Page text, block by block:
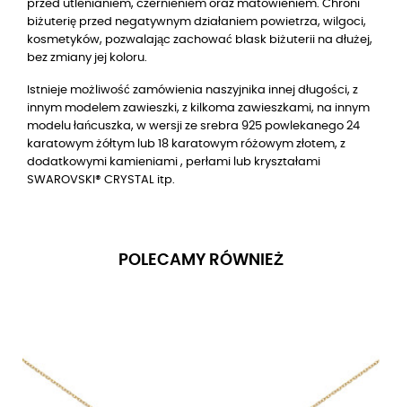
przed utlenianiem, czernieniem oraz matowieniem. Chroni
biżuterię przed negatywnym działaniem powietrza, wilgoci,
kosmetyków, pozwalając zachować blask biżuterii na dłużej,
bez zmiany jej koloru.
Istnieje możliwość zamówienia naszyjnika innej długości, z
innym modelem zawieszki, z kilkoma zawieszkami, na innym
modelu łańcuszka, w wersji ze srebra 925 powlekanego 24
karatowym żółtym lub 18 karatowym różowym złotem, z
dodatkowymi kamieniami , perłami lub kryształami
SWAROVSKI® CRYSTAL itp.
POLECAMY RÓWNIEŻ